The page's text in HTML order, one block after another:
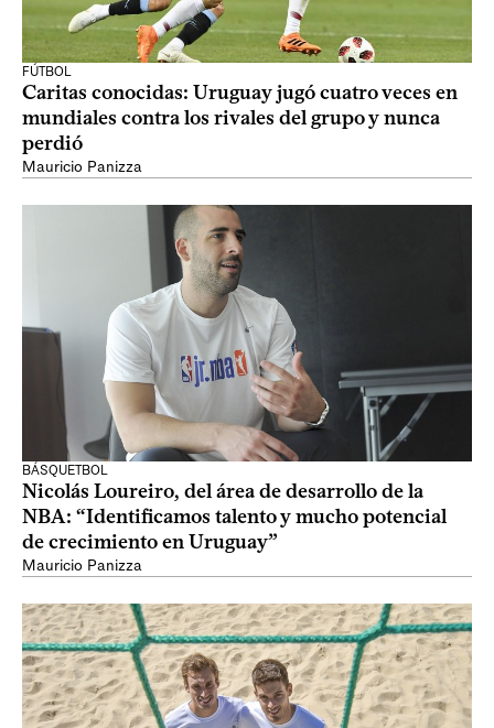
FÚTBOL
Caritas conocidas: Uruguay jugó cuatro veces en
mundiales contra los rivales del grupo y nunca
perdió
Mauricio Panizza
BÁSQUETBOL
Nicolás Loureiro, del área de desarrollo de la
NBA: “Identificamos talento y mucho potencial
de crecimiento en Uruguay”
Mauricio Panizza